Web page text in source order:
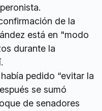
de la
está en "modo
durante la
pedido “evitar la
se sumó
de senadores